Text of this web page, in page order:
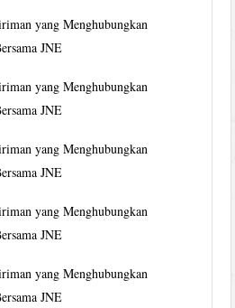
yang Menghubungkan
JNE
yang Menghubungkan
JNE
yang Menghubungkan
JNE
yang Menghubungkan
JNE
yang Menghubungkan
JNE